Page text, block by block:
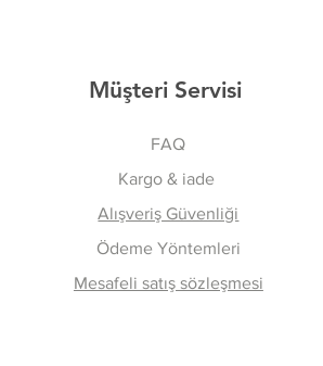
Müşteri Servisi
FAQ
Kargo & iade
Alışveriş Güvenliği
Ödeme Yöntemleri
Mesafeli satış sözleşmesi